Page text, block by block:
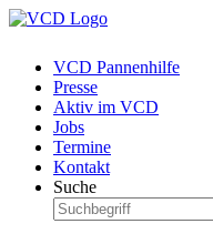
VCD Pannenhilfe
Presse
Aktiv im VCD
Jobs
Termine
Kontakt
Suche